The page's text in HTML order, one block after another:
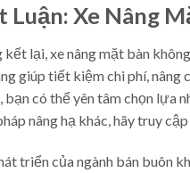
Luận: Xe Nâng
kết lại, xe nâng mặt bàn
giúp tiết kiệm chi phí,
bạn có thể yên tâm chọn lựa
nâng hạ khác, hãy truy
triển của ngành bán buôn